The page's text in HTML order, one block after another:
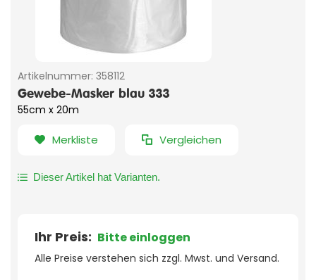
Artikelnummer: 358112
Gewebe-Masker blau 333
55cm x 20m
Merkliste Vergleichen
Dieser Artikel hat Varianten.
Ihr Preis: Bitte einloggen
Alle Preise verstehen sich zzgl. Mwst. und Versand.